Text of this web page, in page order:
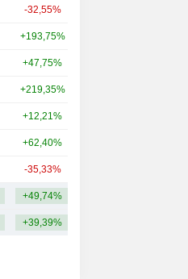
-32,55%
+193,75%
+47,75%
+219,35%
+12,21%
+62,40%
-35,33%
+49,74%
+39,39%